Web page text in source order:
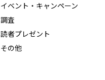
イベント・キャンペーン
調査
読者プレゼント
その他